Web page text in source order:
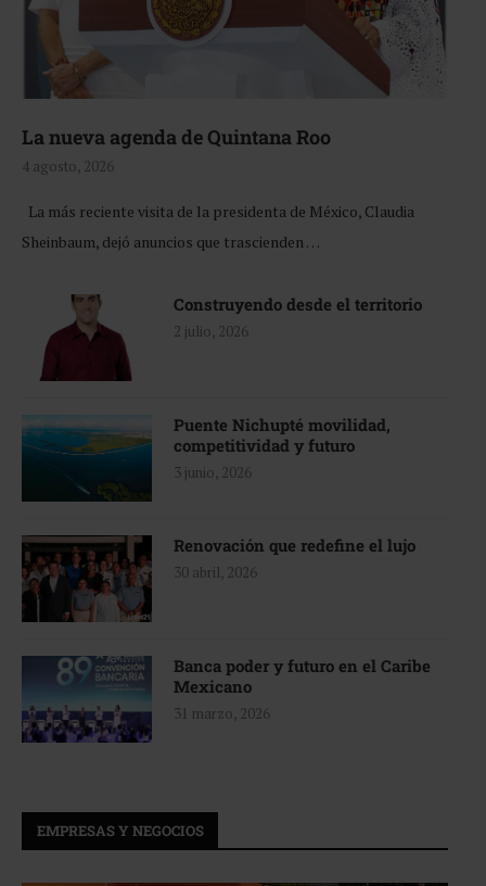
La nueva agenda de Quintana Roo
4 agosto, 2026
La más reciente visita de la presidenta de México, Claudia
Sheinbaum, dejó anuncios que trascienden …
Construyendo desde el territorio
2 julio, 2026
Puente Nichupté movilidad,
competitividad y futuro
3 junio, 2026
Renovación que redefine el lujo
30 abril, 2026
Banca poder y futuro en el Caribe
Mexicano
31 marzo, 2026
EMPRESAS Y NEGOCIOS